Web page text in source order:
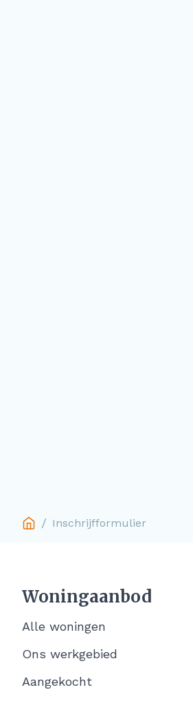
/ Inschrijfformulier
Woningaanbod
Alle woningen
Ons werkgebied
Aangekocht